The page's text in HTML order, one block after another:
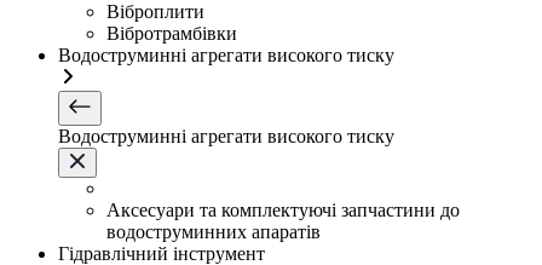
Віброплити
Вібротрамбівки
Водоструминні агрегати високого тиску
Водоструминні агрегати високого тиску
Аксесуари та комплектуючі запчастини до
водоструминних апаратів
Гідравлічний інструмент